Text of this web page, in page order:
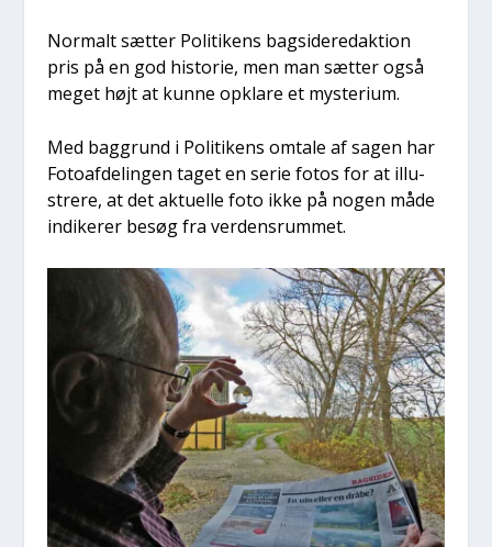
Nor­malt sæt­ter Poli­ti­kens bag­si­de­re­dak­tion
pris på en god histo­rie, men man sæt­ter også
meget højt at kun­ne opkla­re et myste­ri­um.
Med bag­grund i Poli­ti­kens omta­le af sagen har
Foto­af­de­lin­gen taget en serie fotos for at illu­
stre­re, at det aktu­el­le foto ikke på nogen måde
indi­ke­rer besøg fra ver­dens­rum­met.